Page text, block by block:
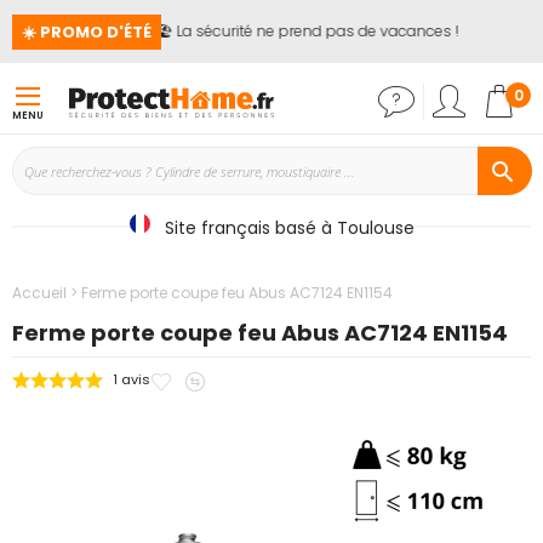
☀️ PROMO D'ÉTÉ🏖️ La sécurité ne prend pas de vacances !
MENU
0
Site français basé à Toulouse
Accueil Ferme porte coupe feu Abus AC7124 EN1154
Ferme porte coupe feu Abus AC7124 EN1154
1 avis
Ajouter